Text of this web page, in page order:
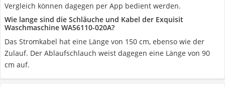
Vergleich können dagegen per App bedient werden.
Wie lange sind die Schläuche und Kabel der Exquisit
Waschmaschine WA56110-020A?
Das Stromkabel hat eine Länge von 150 cm, ebenso wie der
Zulauf. Der Ablaufschlauch weist dagegen eine Länge von 90
cm auf.